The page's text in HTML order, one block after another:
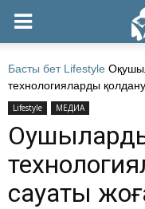
Басты бет Lifestyle
технологияларды
Lifestyle МЕДИА
сауаты